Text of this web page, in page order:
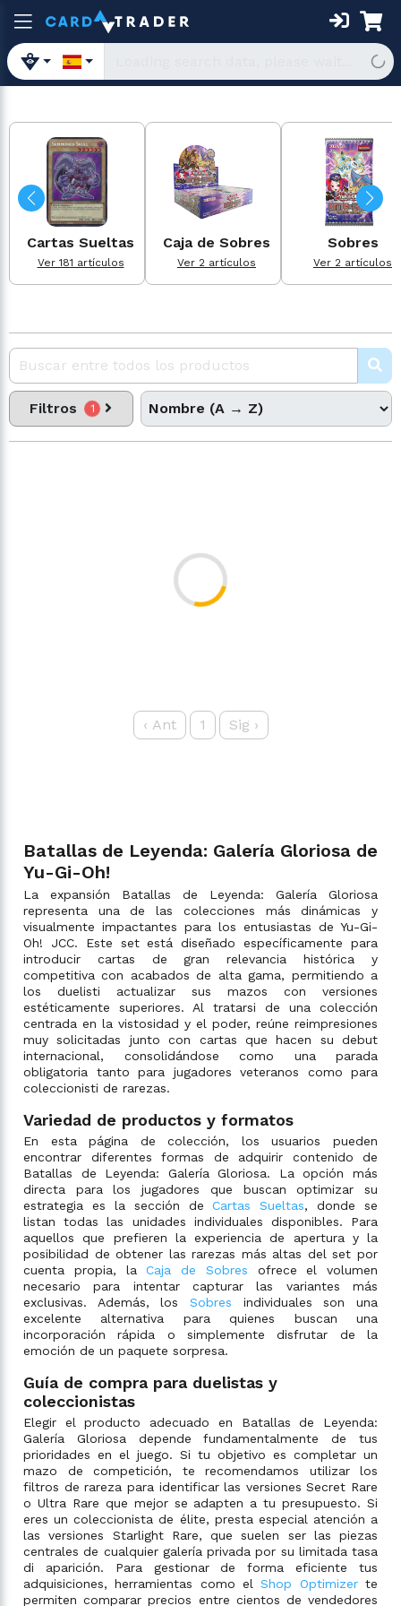
Cartas Sueltas
Ver 181 artículos
Caja de Sobres
Ver 2 artículos
Sobres
Ver 2 artículos
Filtros 1
‹ Ant 1 Sig ›
Batallas de Leyenda: Galería Gloriosa de
Yu-Gi-Oh!
La expansión Batallas de Leyenda: Galería Gloriosa
representa una de las colecciones más dinámicas y
visualmente impactantes para los entusiastas de Yu-Gi-
Oh! JCC. Este set está diseñado específicamente para
introducir cartas de gran relevancia histórica y
competitiva con acabados de alta gama, permitiendo a
los duelisti actualizar sus mazos con versiones
estéticamente superiores. Al tratarsi de una colección
centrada en la vistosidad y el poder, reúne reimpresiones
muy solicitadas junto con cartas que hacen su debut
internacional, consolidándose como una parada
obligatoria tanto para jugadores veteranos como para
coleccionisti de rarezas.
Variedad de productos y formatos
En esta página de colección, los usuarios pueden
encontrar diferentes formas de adquirir contenido de
Batallas de Leyenda: Galería Gloriosa. La opción más
directa para los jugadores que buscan optimizar su
estrategia es la sección deCartas Sueltas, donde se
listan todas las unidades individuales disponibles. Para
aquellos que prefieren la experiencia de apertura y la
posibilidad de obtener las rarezas más altas del set por
cuenta propia, laCaja de Sobres ofrece el volumen
necesario para intentar capturar las variantes más
exclusivas. Además, los Sobres individuales son una
excelente alternativa para quienes buscan una
incorporación rápida o simplemente disfrutar de la
emoción de un paquete sorpresa.
Guía de compra para duelistas y
coleccionistas
Elegir el producto adecuado en Batallas de Leyenda:
Galería Gloriosa depende fundamentalmente de tus
prioridades en el juego. Si tu objetivo es completar un
mazo de competición, te recomendamos utilizar los
filtros de rareza para identificar las versiones Secret Rare
o Ultra Rare que mejor se adapten a tu presupuesto. Si
eres un coleccionista de élite, presta especial atención a
las versiones Starlight Rare, que suelen ser las piezas
centrales de cualquier galería privada por su limitada tasa
di aparición. Para gestionar de forma eficiente tus
adquisiciones, herramientas como elShop Optimizerte
permiten comparar precios entre cientos de vendedores